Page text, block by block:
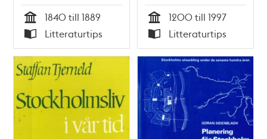
Tid
1840 till 1889
Typ
Litteraturtips Tid
1200 till 1997
Typ
Litteraturtips